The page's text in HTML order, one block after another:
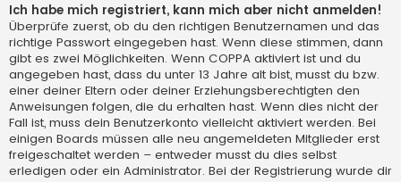
Ich habe mich registriert, kann mich aber nicht anmelden!
Überprüfe zuerst, ob du den richtigen Benutzernamen und das
richtige Passwort eingegeben hast. Wenn diese stimmen, dann
gibt es zwei Möglichkeiten. Wenn COPPA aktiviert ist und du
angegeben hast, dass du unter 13 Jahre alt bist, musst du bzw.
einer deiner Eltern oder deiner Erziehungsberechtigten den
Anweisungen folgen, die du erhalten hast. Wenn dies nicht der
Fall ist, muss dein Benutzerkonto vielleicht aktiviert werden. Bei
einigen Boards müssen alle neu angemeldeten Mitglieder erst
freigeschaltet werden – entweder musst du dies selbst
erledigen oder ein Administrator. Bei der Registrierung wurde dir